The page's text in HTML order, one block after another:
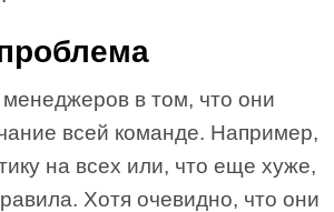
в том, что они
всей команде. Например,
на всех или, что еще хуже,
Хотя очевидно, что они